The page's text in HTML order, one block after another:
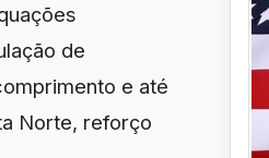
de
e até
Norte, reforço